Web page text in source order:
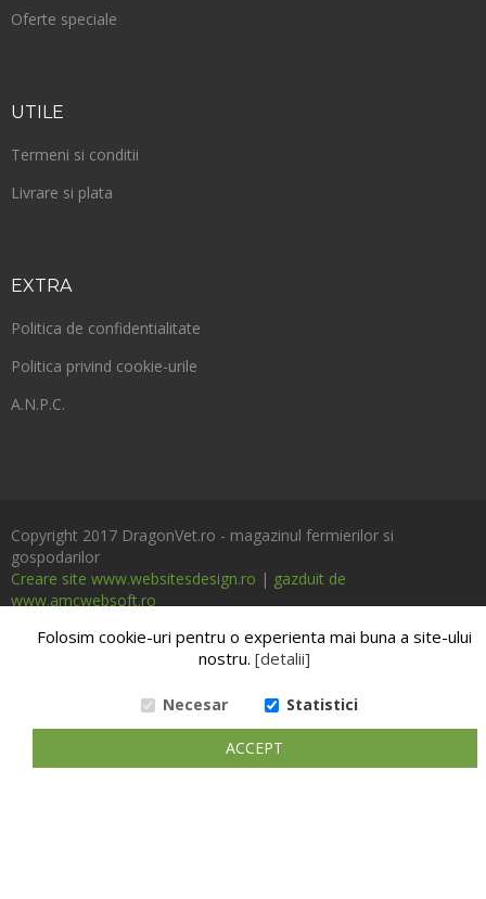
Folosim cookie-uri pentru o experienta mai buna a site-ului
nostru.[detalii]
Necesar Statistici
ACCEPT
Oferte speciale
UTILE
Termeni si conditii
Livrare si plata
EXTRA
Politica de confidentialitate
Politica privind cookie-urile
A.N.P.C.
Copyright 2017 DragonVet.ro - magazinul fermierilor si
gospodarilor
Creare site www.websitesdesign.ro | gazduit de
www.amcwebsoft.ro